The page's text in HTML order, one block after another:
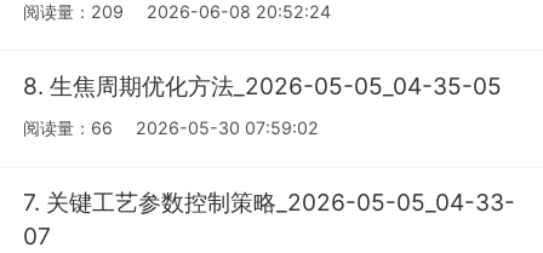
阅读量：209 2026-06-08 20:52:24
8. 生焦周期优化方法_2026-05-05_04-35-05
阅读量：66 2026-05-30 07:59:02
7. 关键工艺参数控制策略_2026-05-05_04-33-
07